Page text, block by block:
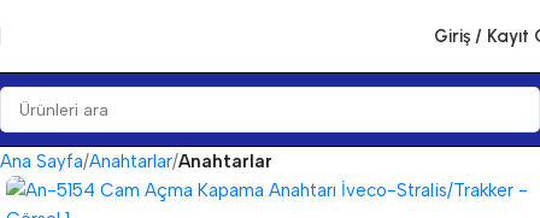
Giriş / Kayıt
Ana Sayfa Anahtarlar Anahtarlar